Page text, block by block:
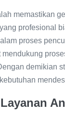
memastikan
profesional
proses
demikian